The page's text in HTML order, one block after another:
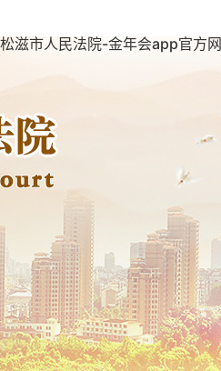
松滋市人民法院-金年会app官方网